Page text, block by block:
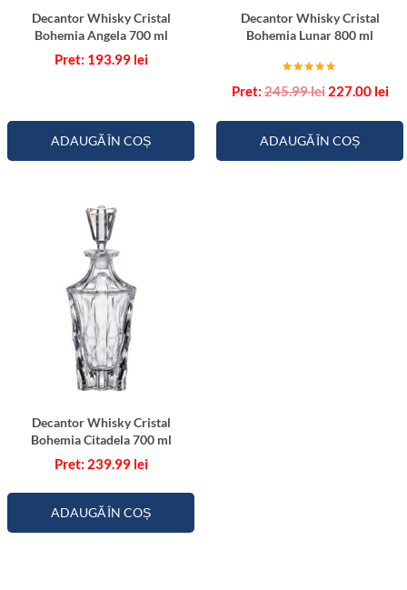
Decantor Whisky Cristal
Bohemia Angela 700 ml
193.99 lei
ADAUGĂ ÎN COȘ
Decantor Whisky Cristal
Bohemia Lunar 800 ml
5.00
245.99lei Prețul
a
fost:
227.00 lei
ADAUGĂ ÎN COȘ
Decantor Whisky Cristal
Bohemia Citadela 700 ml
239.99 lei
ADAUGĂ ÎN COȘ